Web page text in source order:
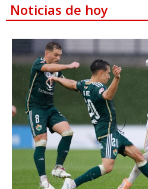
Noticias de hoy